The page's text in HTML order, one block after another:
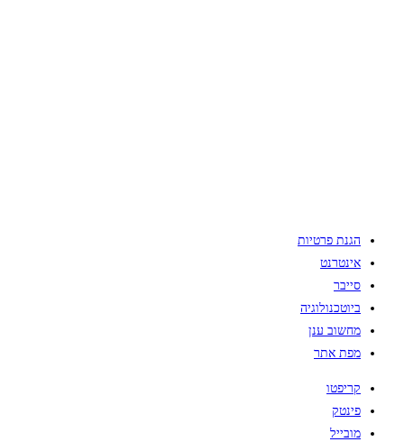
הגנת פרטיות
אינטרנט
סייבר
ביוטכנולוגיה
מחשוב ענן
מפת אתר
קריפטו
פינטק
מובייל